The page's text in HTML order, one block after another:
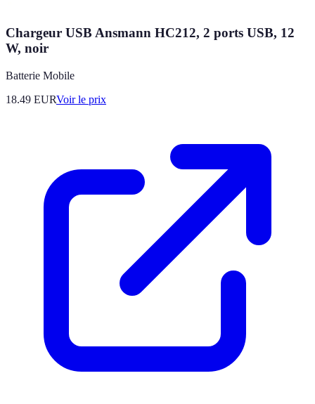
Chargeur USB Ansmann HC212, 2 ports USB, 12
W, noir
Batterie Mobile
18.49 EURVoir le prix